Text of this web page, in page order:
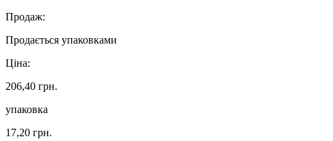
Продаж:
Продається упаковками
Ціна:
206,40 грн.
упаковка
17,20 грн.